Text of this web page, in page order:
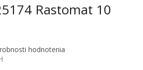
Rastomat 10
produktu je 0,0 z 5 hviezdičiek.
hodnotenia